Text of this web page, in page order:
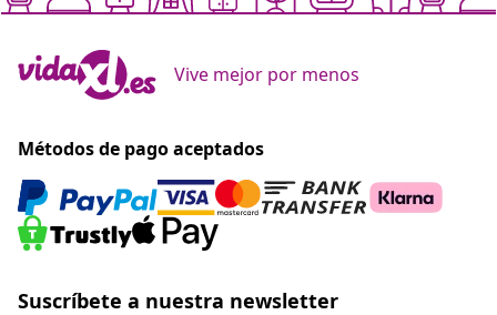
Vive mejor por menos
Métodos de pago aceptados
Suscríbete a nuestra newsletter